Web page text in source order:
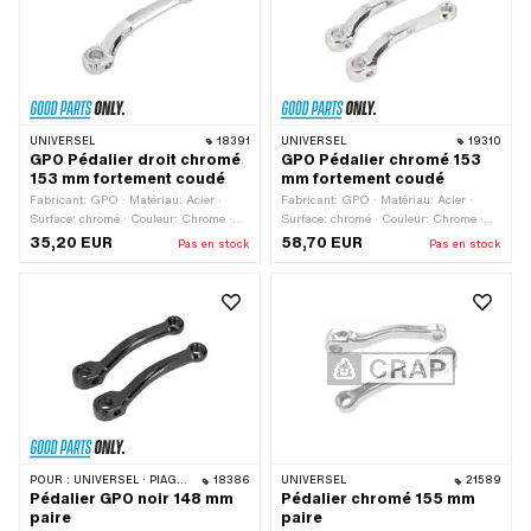
UNIVERSEL 18391
GPO Pédalier droit chromé
153 mm fortement coudé
Fabricant: GPO · Matériau: Acier ·
Surface: chromé · Couleur: Chrome ·
Longueur totale: 153 mm · Longueur de
manivelle (centre à centre): 123 mm · Ø
(décalage): 40 mm · Type de filetage:
FG14.3 (9/16" 20G)
35,20 EUR Pas en stock
UNIVERSEL 19310
GPO Pédalier chromé 153
mm fortement coudé
Fabricant: GPO · Matériau: Acier ·
Surface: chromé · Couleur: Chrome ·
Longueur de manivelle (centre à
centre): 123 mm · Ø Cale de pédalage:
mm · Coude (décalage): 40 mm · Type
Longueur totale: 153 mm
58,70 EUR Pas en stock
POUR : UNIVERSEL · PIAGGIO 18386
Pédalier GPO noir 148 mm
paire
UNIVERSEL 21589
Pédalier chromé 155 mm
paire